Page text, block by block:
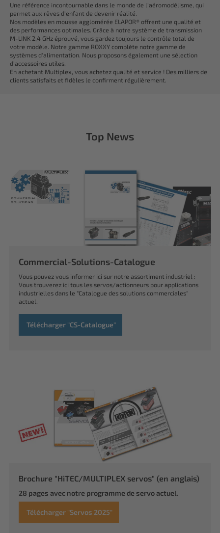
Une référence incontournable dans le monde de l'aéromodélisme, qui
permet aux rêves d'enfant de devenir réalité.
Nos modèles en mousse agglomérée ELAPOR® offrent une qualité et
des performances optimales. Grâce à notre système de transmission
M-LINK 2,4 GHz éprouvé, vous gardez toujours le contrôle total de
votre modèle. Notre gamme ROXXY complète notre gamme de
systèmes d'alimentation. Nous proposons également une sélection
d'accessoires utiles.
En achetant Multiplex, vous achetez qualité et service ! Des milliers de
clients satisfaits et fidèles le confirment régulièrement.
Top News
Commercial-Solutions-Catalogue
Vous pouvez vous informer ici sur notre assortiment industriel :
Vous trouverez ici tous les servos/actionneurs pour applications
industrielles dans le "Catalogue des solutions commerciales"
actuel.
Télécharger "CS-Catalogue"
Brochure "HiTEC/MULTIPLEX servos" (en anglais)
28 pages avec notre programme de servo actuel.
Télécharger "Servos 2025"